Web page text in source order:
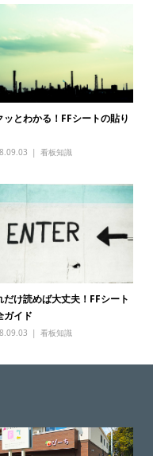
ッとわかる！FFシートの貼り
看板知識
だけ読めば大丈夫！FFシート
ガイド
看板知識